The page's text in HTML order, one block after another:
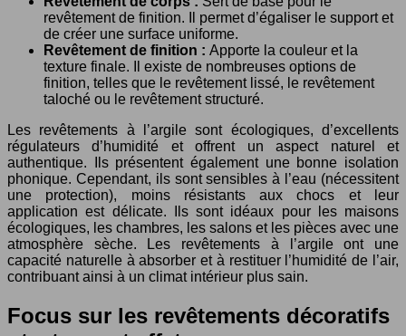
revêtement de finition. Il permet d’égaliser le support et
de créer une surface uniforme.
Revêtement de finition : Apporte la couleur et la
texture finale. Il existe de nombreuses options de
finition, telles que le revêtement lissé, le revêtement
taloché ou le revêtement structuré.
Les revêtements à l’argile sont écologiques, d’excellents
régulateurs d’humidité et offrent un aspect naturel et
authentique. Ils présentent également une bonne isolation
phonique. Cependant, ils sont sensibles à l’eau (nécessitent
une protection), moins résistants aux chocs et leur
application est délicate. Ils sont idéaux pour les maisons
écologiques, les chambres, les salons et les pièces avec une
atmosphère sèche. Les revêtements à l’argile ont une
capacité naturelle à absorber et à restituer l’humidité de l’air,
contribuant ainsi à un climat intérieur plus sain.
Focus sur les revêtements décoratifs